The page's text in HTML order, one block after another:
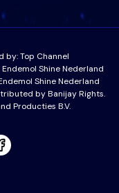
by:Top Channel
Shine Nederland
Shine Nederland
by Banijay Rights.
Producties B.V.